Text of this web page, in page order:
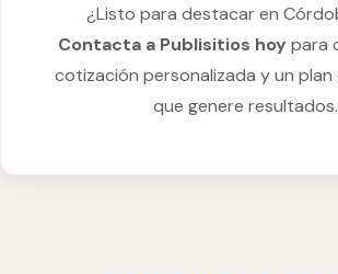
¿Listo para destacar en
Contacta a Publisitios hoy para
cotización personalizada y un plan
que genere resultados.